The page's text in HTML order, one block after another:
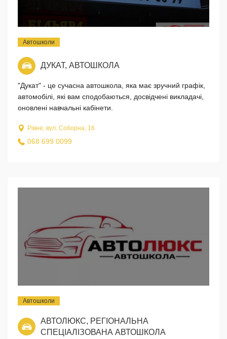
Автошколи
ДУКАТ, АВТОШКОЛА
"Дукат" - це сучасна автошкола, яка має зручний графік,
автомобілі, які вам сподобаються, досвідчені викладачі,
оновлені навчальні кабінети.
Рівне, вул. Соборна, 16
068 699 0099
Автошколи
АВТОЛЮКС, РЕГІОНАЛЬНА
СПЕЦІАЛІЗОВАНА АВТОШКОЛА